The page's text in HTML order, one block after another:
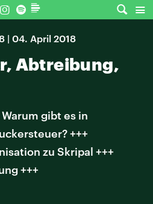
| 04. April 2018
Abtreibung,
gibt es in
+++
zu Skripal +++
+++